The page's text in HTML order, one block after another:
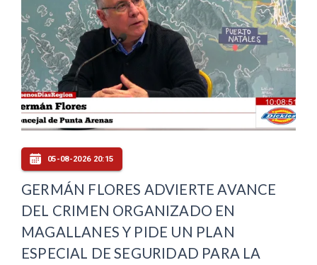
05-08-2026 20:15
GERMÁN FLORES ADVIERTE AVANCE
DEL CRIMEN ORGANIZADO EN
MAGALLANES Y PIDE UN PLAN
ESPECIAL DE SEGURIDAD PARA LA